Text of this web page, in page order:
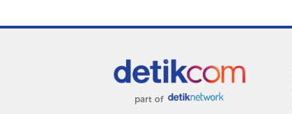
part of